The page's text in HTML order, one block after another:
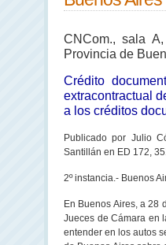
CNCom., sala
Provincia de
Crédito
extracontractual
a los créditos
Publicado por Julio
Santillán en ED 172,
2º instancia.- Buenos
En Buenos Aires, a 28
Jueces de Cámara en
entender en los autos